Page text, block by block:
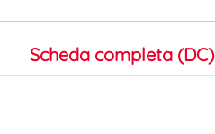
Scheda completa (DC)